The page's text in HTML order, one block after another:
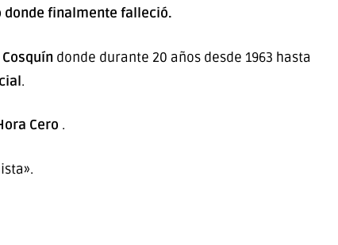
donde finalmente falleció.
donde durante 20 años desde 1963 hasta
.
Cero .